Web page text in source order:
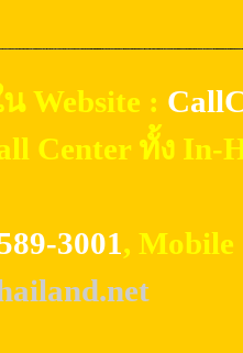
Website :
Center ทั้ง In-
3001,